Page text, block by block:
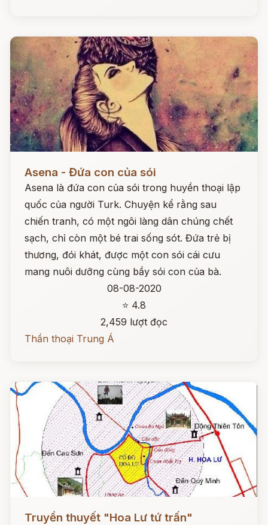
Asena - Đứa con của sói
Asena là đứa con của sói trong huyền thoại lập
quốc của người Turk. Chuyện kể rằng sau
chiến tranh, có một ngôi làng dân chúng chết
sạch, chỉ còn một bé trai sống sót. Đứa trẻ bị
thương, đói khát, được một con sói cái cưu
mang nuôi dưỡng cùng bầy sói con của bà.
08-08-2020
⭐ 4.8
2,459 lượt đọc
Thần thoại Trung Á
Đọc ngay
Truyền thuyết "Hoa Lư tứ trấn"